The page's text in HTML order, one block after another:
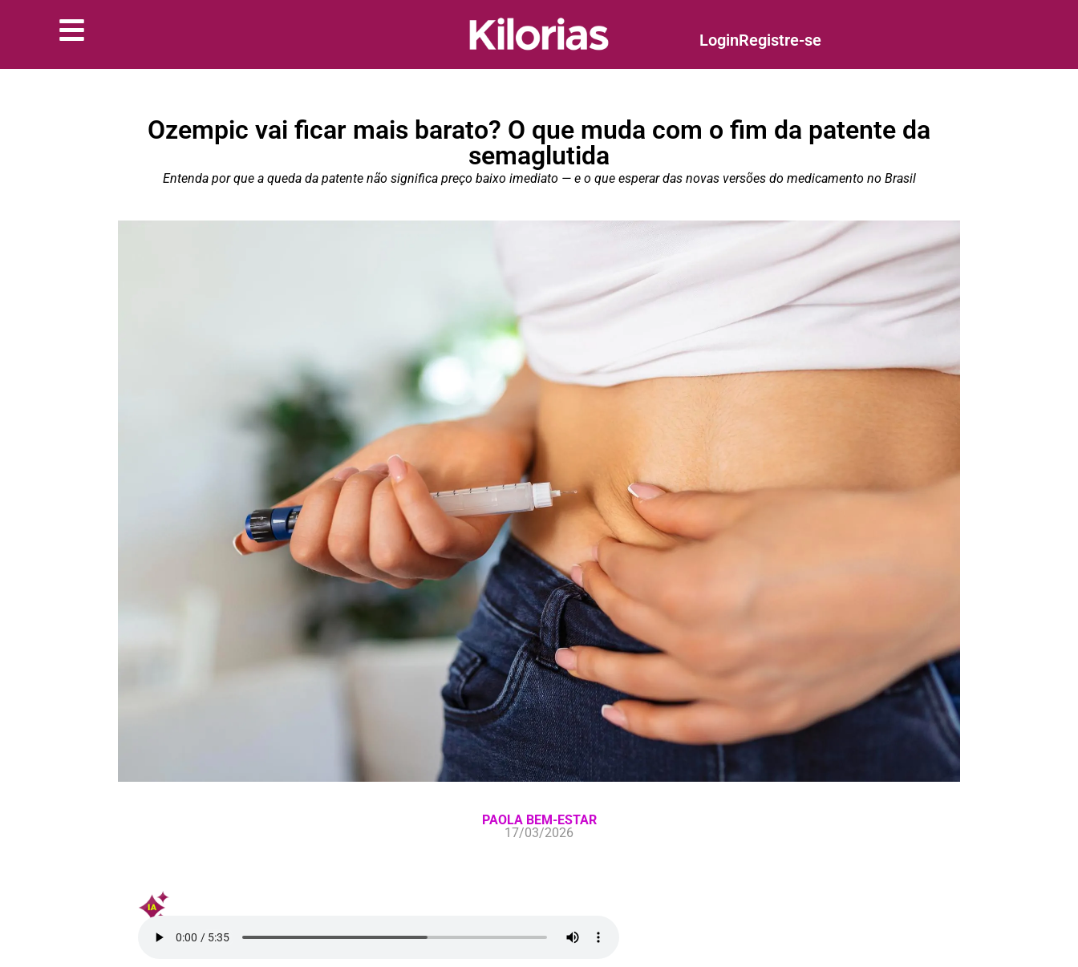
LoginRegistre-se
Ozempic vai ficar mais barato? O que muda com o fim da patente da
semaglutida
Entenda por que a queda da patente não significa preço baixo imediato — e o que esperar das novas versões do medicamento no Brasil
PAOLA BEM-ESTAR
17/03/2026